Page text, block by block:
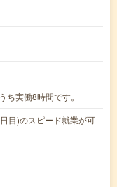
実働8時間です。
目)のスピード就業が可